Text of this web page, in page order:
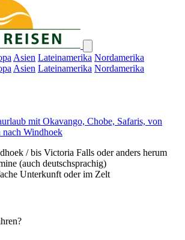
Asien Lateinamerika Nordamerika
Asien Lateinamerika Nordamerika
mit Okavango, Chobe, Safaris, von
Windhoek
/ bis Victoria Falls oder anders herum
(auch deutschsprachig)
Unterkunft oder im Zelt